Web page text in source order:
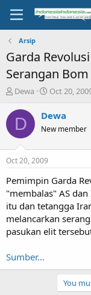
Arsip
Garda
Serangan Bom
T
r
a
s
t
a
t
e
r
Dewa
S
a
t
e
Oct 20,
D Dewa
New member
Oct 20, 2009
Pemimpin Garda
"membalas" AS
itu dan tetangga
melancarkan
pasukan elit
Sumber...
You